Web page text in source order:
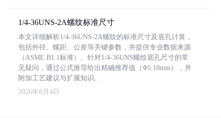
1/4-36UNS-2A螺纹标准尺寸
本文详细解析1/4-36UNS-2A螺纹的标准尺寸及底孔计算，
包括外径、螺距、公差等关键参数，并提供专业数据来源
（ASME B1.1标准）。针对1/4-36UNS螺纹底孔尺寸的常
见疑问，通过公式推导给出精确推荐值（Φ5.18mm），并
附加工艺建议与扩展知识。
2026年8月4日